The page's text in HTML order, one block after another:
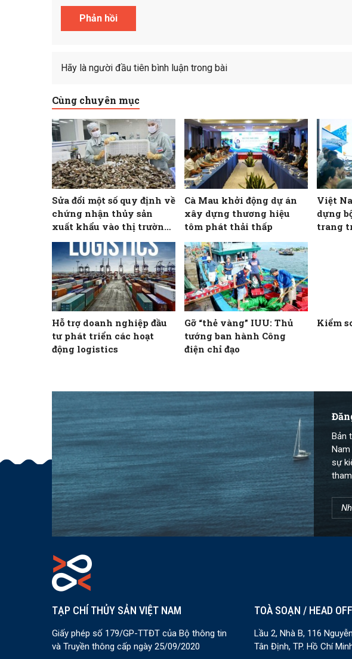
Hãy là người đầu tiên bình luận trong bài
Cùng chuyên mục
Sửa đổi một số quy định về
chứng nhận thủy sản
xuất khẩu vào thị trường
Hoa Kỳ
Cà Mau khởi động dự án
xây dựng thương hiệu
tôm phát thải thấp
Việt
dựng
trang
Hỗ trợ doanh nghiệp đầu
tư phát triển các hoạt
động logistics
Gỡ “thẻ vàng” IUU: Thủ
tướng ban hành Công
điện chỉ đạo
Kiểm
Bản
sự
TẠP CHÍ THỦY SẢN VIỆT NAM
Giấy phép số 179/GP-TTĐT của Bộ thông tin
và Truyền thông cấp ngày 25/09/2020
TOÀ SOẠN / HEAD
Lầu 2, Nhà B, 116
Tân Định, TP. Hồ Chí